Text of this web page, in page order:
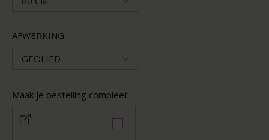
AFWERKING
GEOLIED
Maak je bestelling compleet